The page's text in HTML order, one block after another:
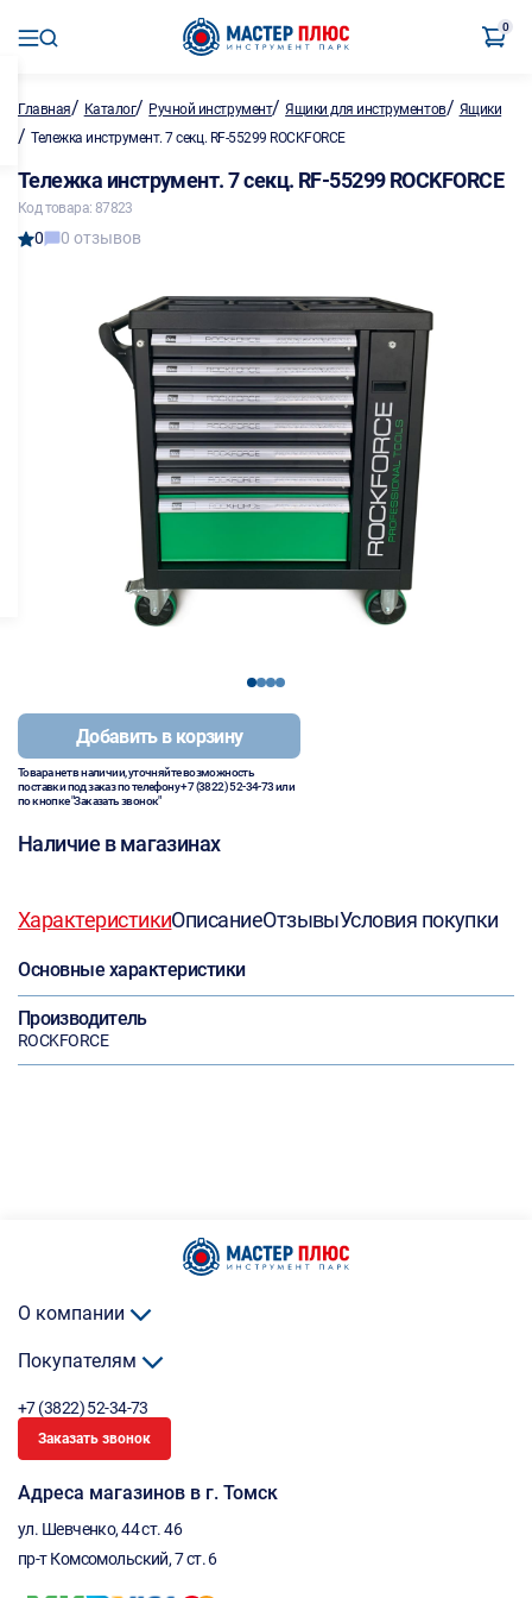
0
Главная/ Каталог/ Ручной инструмент/Ящики для инструментов/ Ящики
/ Тележка инструмент. 7 секц. RF-55299 ROCKFORCE
Тележка инструмент. 7 секц. RF-55299 ROCKFORCE
Код товара: 87823
0 0 отзывов
1234
Добавить в корзину
Товара нет в наличии, уточняйте возможность
поставки под заказ по телефону+7 (3822) 52-34-73или
по кнопке "Заказать звонок"
Наличие в магазинах
ХарактеристикиОписаниеОтзывыУсловия покупки
Основные характеристики
Производитель
ROCKFORCE
О компании
Покупателям
+7 (3822) 52-34-73
Заказать звонок
Адреса магазинов в г. Томск
ул. Шевченко, 44 ст. 46
пр-т Комсомольский, 7 ст. 6